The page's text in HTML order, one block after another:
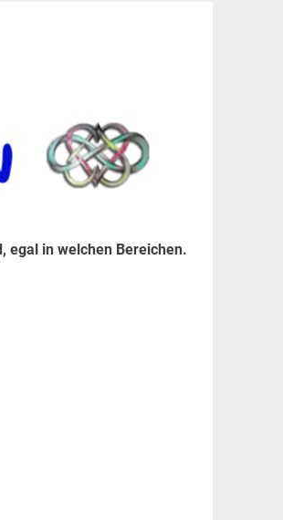
egal in welchen Bereichen.